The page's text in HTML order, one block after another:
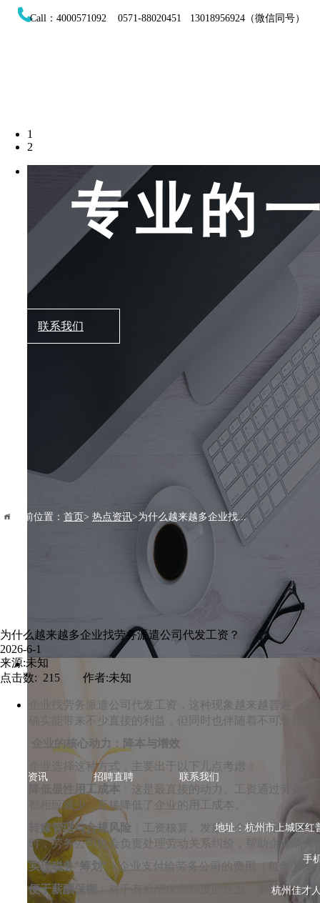
Call：4000571092 0571-88020451 13018956924（微信同号）
1
2
专业的
联系我们
当前位置： 首页> 热点资讯>为什么越来越多企业找...
为什么越来越多企业找劳务派遣公司代发工资？
2026-6-1
来源:未知
点击数: 215 作者:未知
企业找劳务派遣公司代发工资，这种现象越来越普遍，
确实能带来不少直接的利益，但同时也伴随着不可忽视的
企业的核心动力：降本与增效
企业选择这种方式，主要出于以下几点考虑：
降低显性用工成本 ：这是最直接的动力。工资通过劳务
都相应减少，直接降低了企业的用工成本。
转嫁管理与合规风险 ：工资核算、发放、个税申报等事
时，劳务公司也会负责处理劳动关系纠纷，帮助企业隔离
实现税务“筹划” ：企业支付给劳务公司的费用（包含工
便于薪酬保密
：对于有薪酬保密制度的企业，委托第三
地址：杭州市上城区红
手
杭州佳才
热点资讯 招聘直聘 联系我们